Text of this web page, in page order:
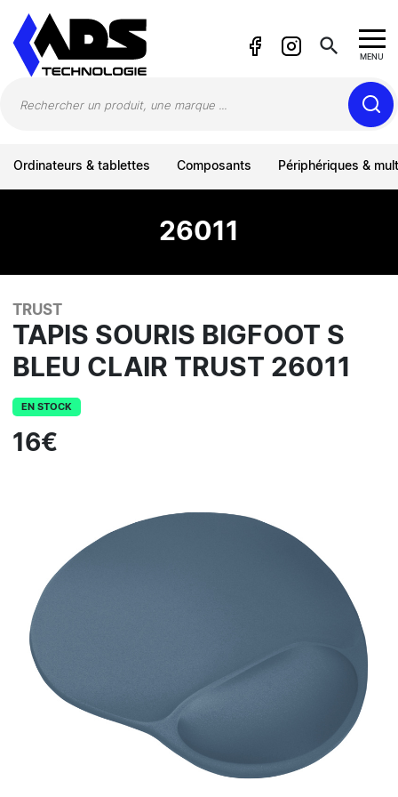
search MENU
Ordinateurs & tablettes Composants Périphériques &
26011
TRUST
TAPIS SOURIS BIGFOOT S
BLEU CLAIR TRUST 26011
EN STOCK
16€